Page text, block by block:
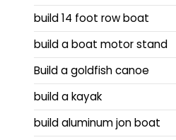
build 14 foot row boat
build a boat motor stand
Build a goldfish canoe
build a kayak
build aluminum jon boat